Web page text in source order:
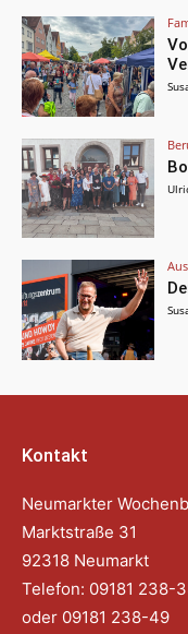
Kontakt
Neumarkter
Marktstraße 31
92318 Neumarkt
Telefon: 09181 238-
oder 09181 238-49